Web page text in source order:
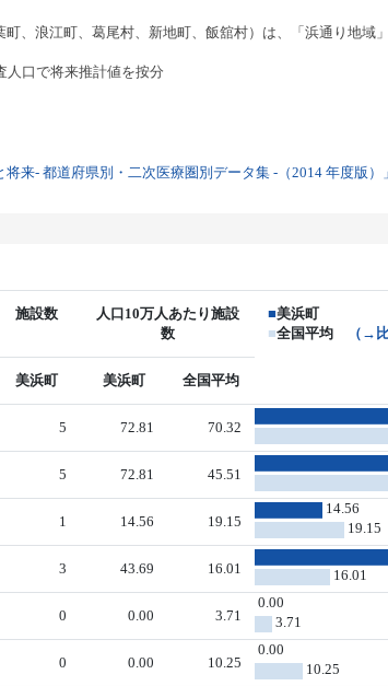
浪江町、葛尾村、新地町、飯舘村）は、「浜通り地域
口で将来推計値を按分
来- 都道府県別・二次医療圏別データ集 -（2014 年度版）
施設数
人口10万人あたり施設
数
■美浜町
■全国平均 （→
美浜町 美浜町 全国平均
5 72.81 70.32
5 72.81 45.51
1 14.56 19.15
14.56
19.15
3 43.69 16.01
16.01
0 0.00 3.71
0.00
3.71
0 0.00 10.25
0.00
10.25